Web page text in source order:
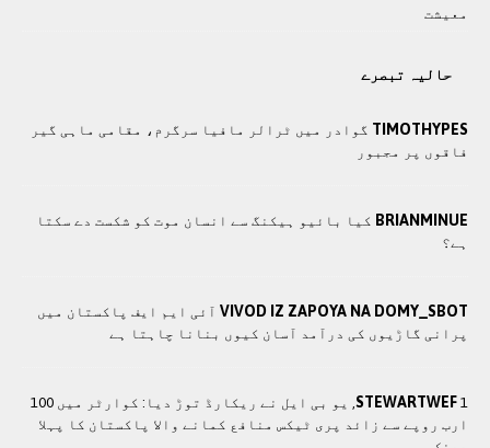
معيشت
حالیہ تبصرے
TIMOTHYPES گوادر میں ٹرالر مافیا سرگرم، مقامی ماہی گیر
فاقوں پر مجبور
BRIANMINUE کیا بائیو ہیکنگ سے انسان موت کو شکست دے سکتا
ہے؟
VIVOD IZ ZAPOYA NA DOMY_SBOT آئی ایم ایف پاکستان میں
پرانی گاڑیوں کی درآمد آسان کیوں بنانا چاہتا ہے
STEWARTWEF
1, یو بی ایل نے ریکارڈ توڑ دیا: کوارٹر میں 100
ارب روپے سے زائد پری ٹیکس منافع کمانے والا پاکستان کا پہلا